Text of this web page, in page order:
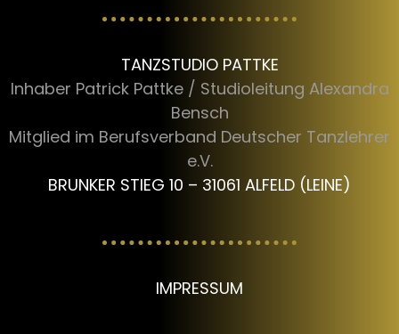
TANZSTUDIO PATTKE
Inhaber Patrick Pattke / Studioleitung Alexandra
Bensch
Mitglied im Berufsverband Deutscher Tanzlehrer
e.V.
BRUNKER STIEG 10 – 31061 ALFELD (LEINE)
IMPRESSUM